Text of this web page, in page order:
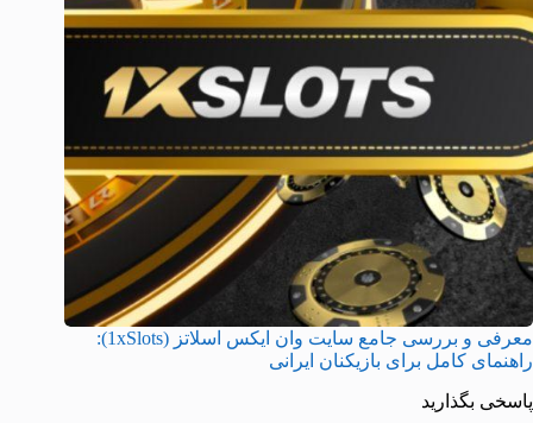
معرفی و بررسی جامع سایت وان ایکس اسلاتز (1xSlots):
راهنمای کامل برای بازیکنان ایرانی
پاسخی بگذارید